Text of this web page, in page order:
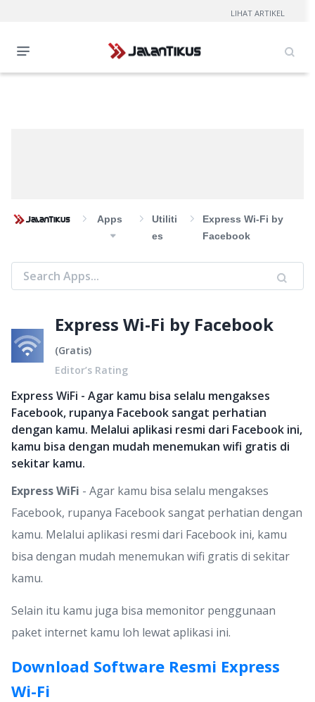
Apps
Utiliti
Es
Express Wi-Fi by
Facebook
Express Wi-Fi by Facebook
(Gratis)
Editor’s Rating
Express WiFi - Agar kamu bisa selalu mengakses
Facebook, rupanya Facebook sangat perhatian
dengan kamu. Melalui aplikasi resmi dari Facebook ini,
kamu bisa dengan mudah menemukan wifi gratis di
sekitar kamu.
Express WiFi - Agar kamu bisa selalu mengakses
Facebook, rupanya Facebook sangat perhatian dengan
kamu. Melalui aplikasi resmi dari Facebook ini, kamu
bisa dengan mudah menemukan wifi gratis di sekitar
kamu.
Selain itu kamu juga bisa memonitor penggunaan
paket internet kamu loh lewat aplikasi ini.
Download Software Resmi Express
Wi-Fi
LIHAT ARTIKEL